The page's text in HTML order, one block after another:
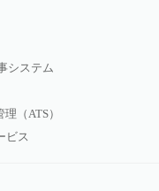
システム
（ATS）
ビス